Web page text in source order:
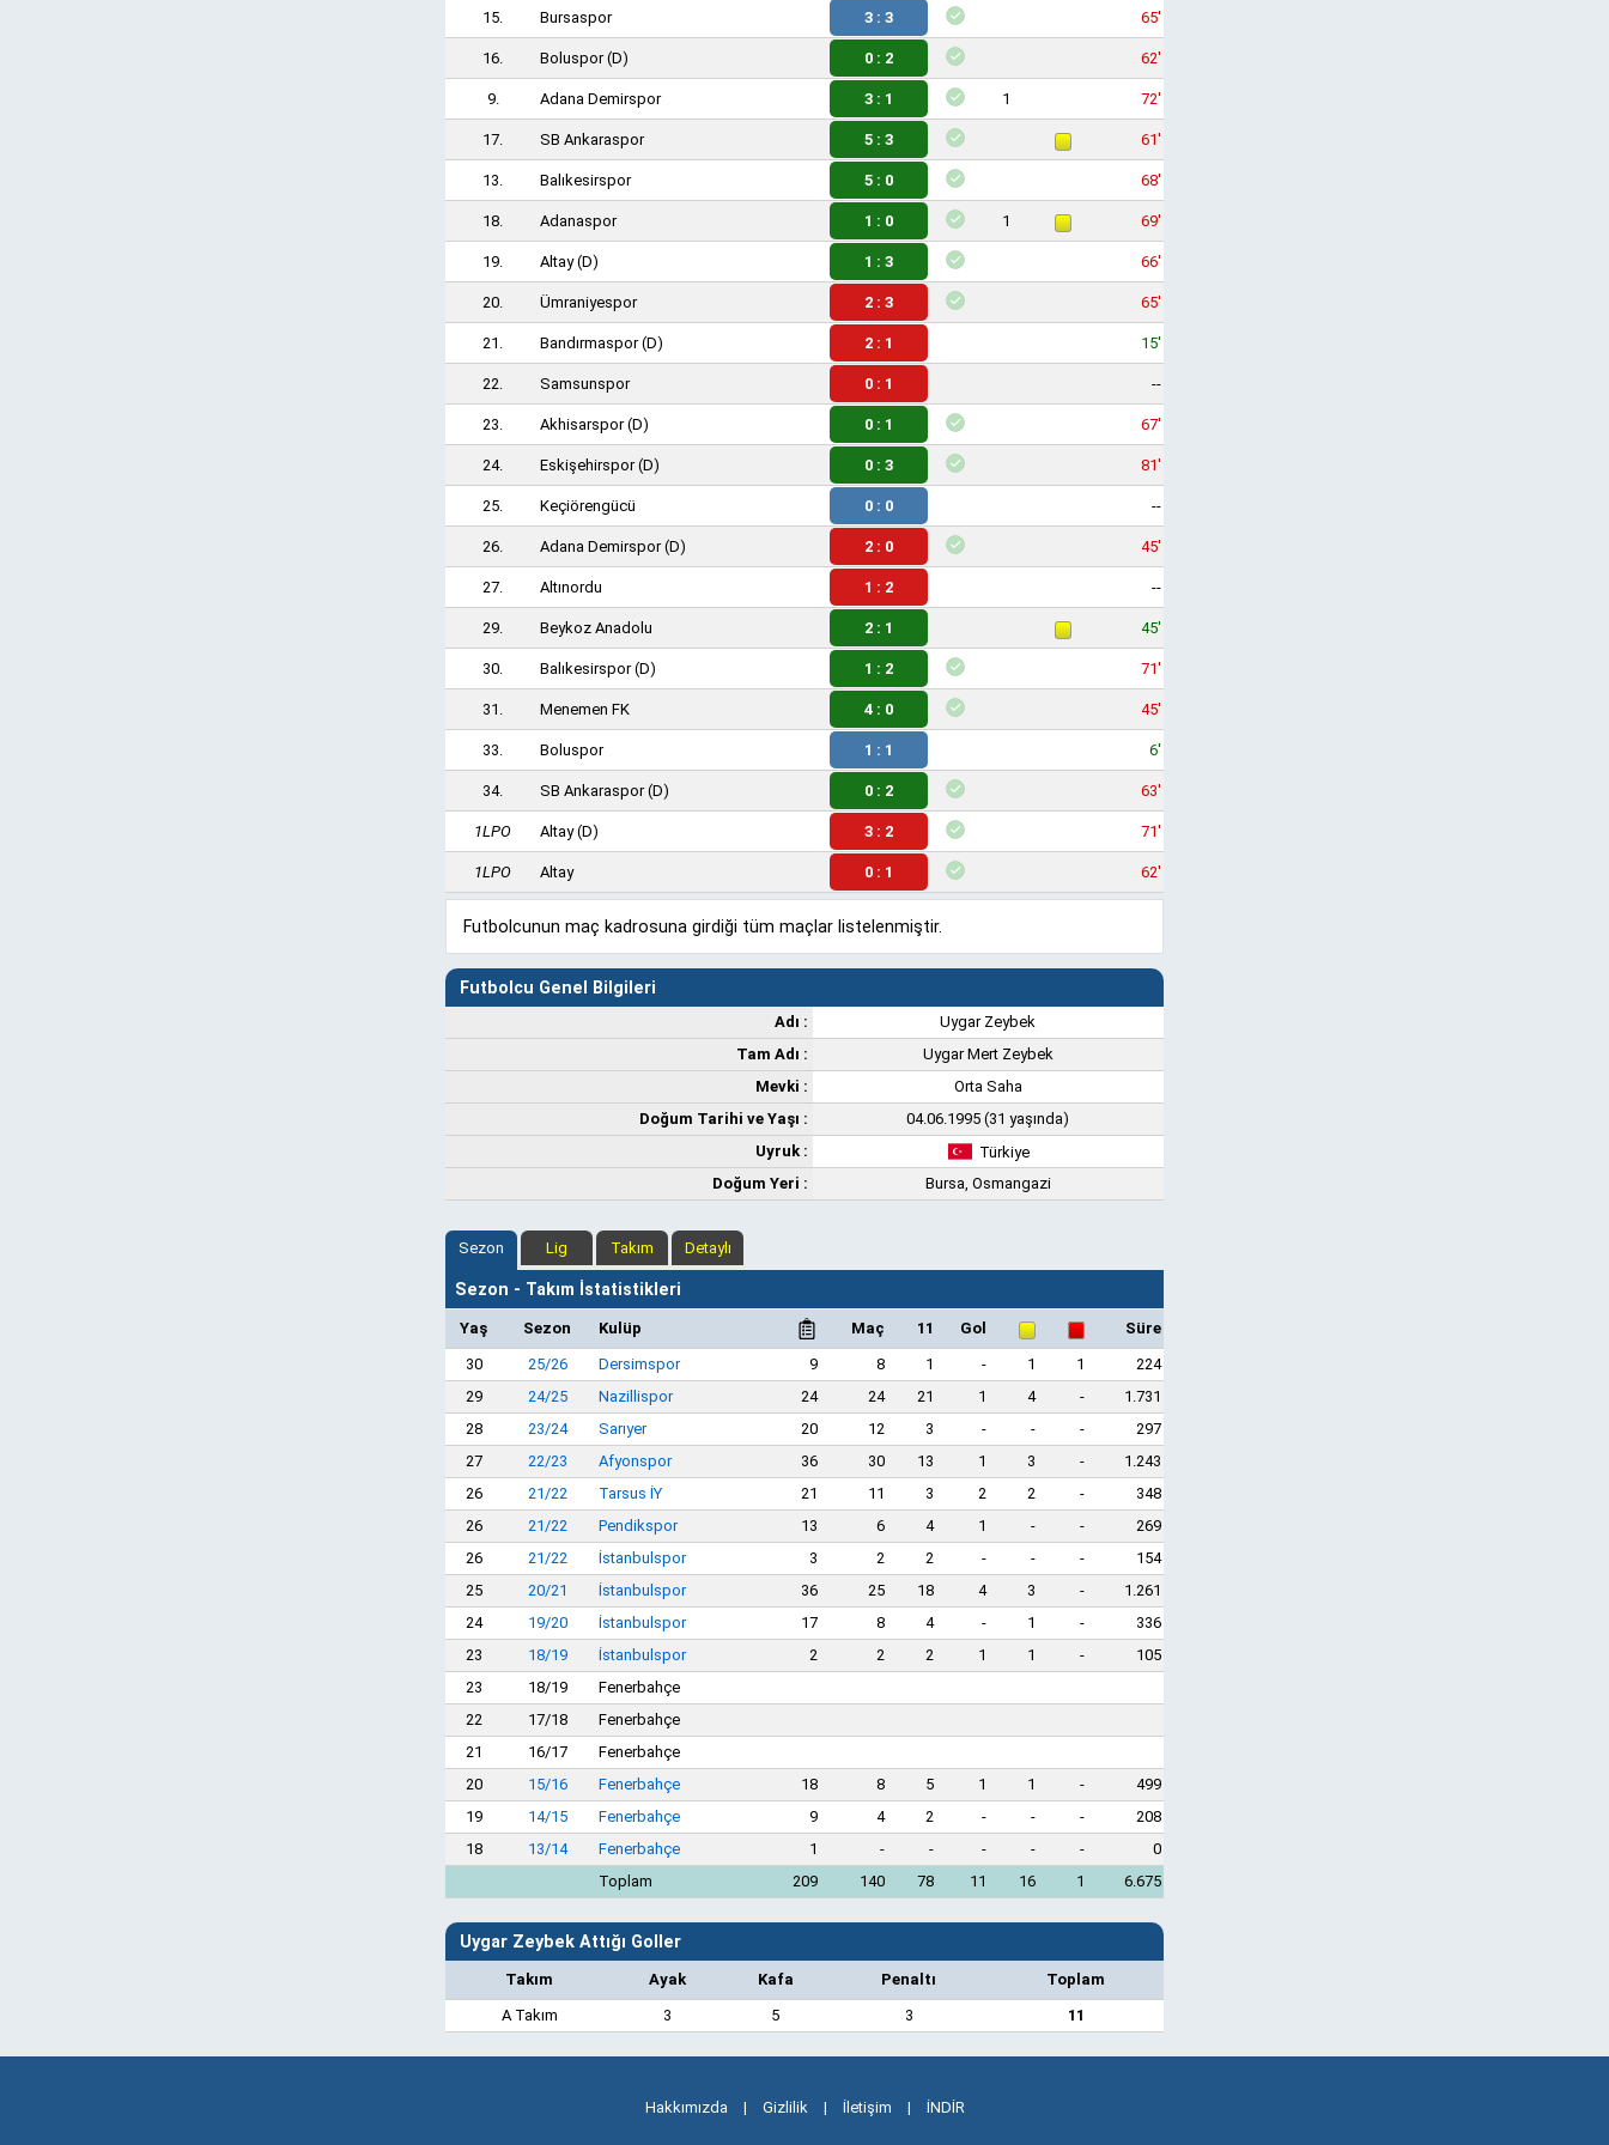
15. Bursaspor 3 : 3 65'
16. Boluspor(D) 0 : 2 62'
9. Adana Demirspor 3 : 1 1 72'
17. SB Ankaraspor 5 : 3 61'
13. Balıkesirspor 5 : 0 68'
18. Adanaspor 1 : 0 1 69'
19. Altay(D) 1 : 3 66'
20. Ümraniyespor 2 : 3 65'
21. Bandırmaspor(D) 2 : 1 15'
22. Samsunspor 0 : 1 --
23. Akhisarspor(D) 0 : 1 67'
24. Eskişehirspor(D) 0 : 3 81'
25. Keçiörengücü 0 : 0 --
26. Adana Demirspor(D) 2 : 0 45'
27. Altınordu 1 : 2 --
29. Beykoz Anadolu 2 : 1 45'
30. Balıkesirspor(D) 1 : 2 71'
31. Menemen FK 4 : 0 45'
33. Boluspor 1 : 1 6'
34. SB Ankaraspor(D) 0 : 2 63'
1LPO Altay(D) 3 : 2 71'
1LPO Altay 0 : 1 62'
Futbolcunun maç kadrosuna girdiği tüm maçlar listelenmiştir.
Futbolcu Genel Bilgileri
Adı :
Uygar Zeybek
Tam Adı :
Uygar Mert Zeybek
Mevki :
Orta Saha
Doğum Tarihi ve Yaşı :
04.06.1995 (31 yaşında)
Uyruk :
Türkiye
Doğum Yeri :
Bursa, Osmangazi
Sezon Lig Takım Detaylı
Sezon - Takım İstatistikleri
Yaş Sezon Kulüp Maç 11 Gol
Süre
30
25/26 Dersimspor 9 8 1 - 1 1
224
29
24/25 Nazillispor 24 24 21 1 4 -
1.731
28
23/24 Sarıyer 20 12 3 - - -
297
27
22/23 Afyonspor 36 30 13 1 3 -
1.243
26
21/22 Tarsus İY 21 11 3 2 2 -
348
26
21/22 Pendikspor 13 6 4 1 - -
269
26
21/22 İstanbulspor 3 2 2 - - -
154
25
20/21 İstanbulspor 36 25 18 4 3 -
1.261
24
19/20 İstanbulspor 17 8 4 - 1 -
336
23
18/19 İstanbulspor 2 2 2 1 1 -
105
23
18/19
Fenerbahçe
22
17/18
Fenerbahçe
21
16/17
Fenerbahçe
20
15/16 Fenerbahçe 18 8 5 1 1 -
499
19
14/15 Fenerbahçe 9 4 2 - - -
208
18
13/14 Fenerbahçe 1 - - - - -
0
Toplam
209 140 78 11 16 1 6.675
Uygar Zeybek Attığı Goller
Takım Ayak Kafa Penaltı
Toplam
A Takım
3 5 3 11
Hakkımızda | Gizlilik | İletişim | İNDİR